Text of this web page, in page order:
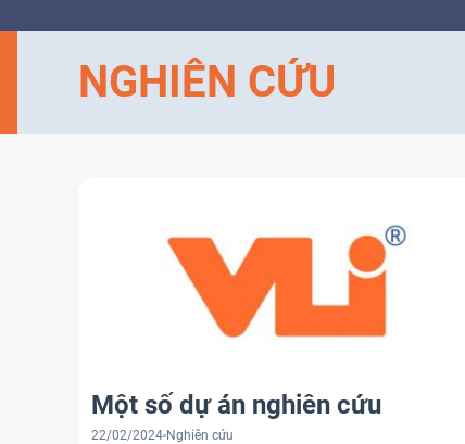
NGHIÊN CỨU
Một số dự án nghiên cứu
22/02/2024 Nghiên cứu